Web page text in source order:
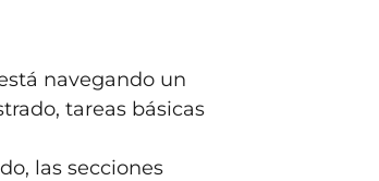
navegando un
tareas básicas
las secciones